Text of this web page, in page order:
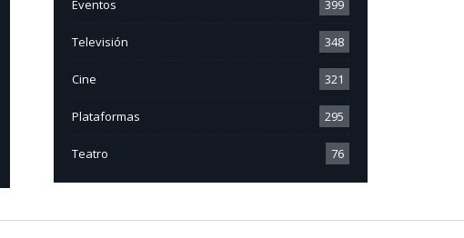
Eventos 399
Televisión 348
Cine 321
Plataformas 295
Teatro 76